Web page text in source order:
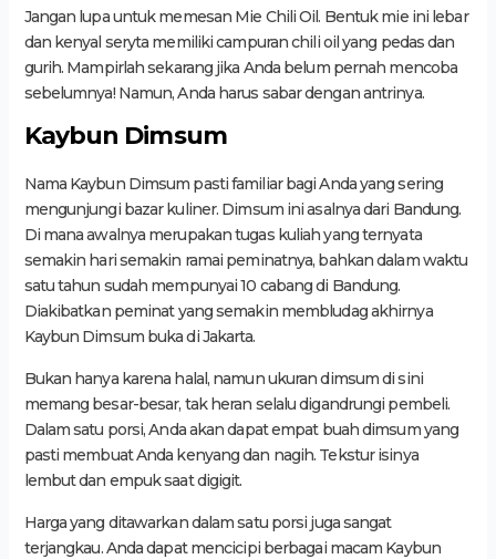
Jangan lupa untuk memesan Mie Chili Oil. Bentuk mie ini lebar
dan kenyal seryta memiliki campuran chili oil yang pedas dan
gurih. Mampirlah sekarang jika Anda belum pernah mencoba
sebelumnya! Namun, Anda harus sabar dengan antrinya.
Kaybun Dimsum
Nama Kaybun Dimsum pasti familiar bagi Anda yang sering
mengunjungi bazar kuliner. Dimsum ini asalnya dari Bandung.
Di mana awalnya merupakan tugas kuliah yang ternyata
semakin hari semakin ramai peminatnya, bahkan dalam waktu
satu tahun sudah mempunyai 10 cabang di Bandung.
Diakibatkan peminat yang semakin membludag akhirnya
Kaybun Dimsum buka di Jakarta.
Bukan hanya karena halal, namun ukuran dimsum di sini
memang besar-besar, tak heran selalu digandrungi pembeli.
Dalam satu porsi, Anda akan dapat empat buah dimsum yang
pasti membuat Anda kenyang dan nagih. Tekstur isinya
lembut dan empuk saat digigit.
Harga yang ditawarkan dalam satu porsi juga sangat
terjangkau. Anda dapat mencicipi berbagai macam Kaybun